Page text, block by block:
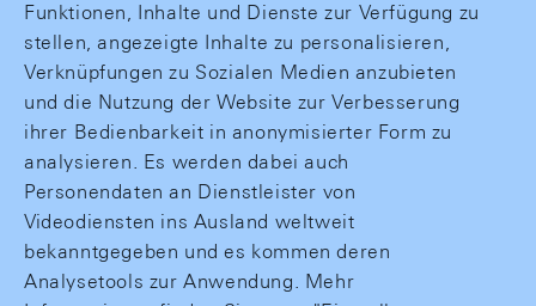
Funktionen, Inhalte und Dienste zur Verfügung zu
stellen, angezeigte Inhalte zu personalisieren,
Verknüpfungen zu Sozialen Medien anzubieten
und die Nutzung der Website zur Verbesserung
ihrer Bedienbarkeit in anonymisierter Form zu
analysieren. Es werden dabei auch
Personendaten an Dienstleister von
Videodiensten ins Ausland weltweit
bekanntgegeben und es kommen deren
Analysetools zur Anwendung. Mehr